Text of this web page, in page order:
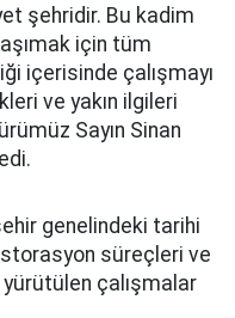
şehridir. Bu kadim
için tüm
içerisinde çalışmayı
ve yakın ilgileri
Sayın Sinan
genelindeki tarihi
süreçleri ve
çalışmalar